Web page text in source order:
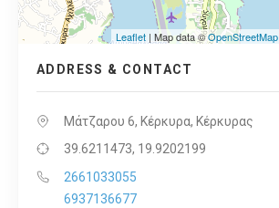
Leaflet | Map data ©OpenStreetMap
ADDRESS & CONTACT
Μάτζαρου 6, Κέρκυρα, Κέρκυρας
39.6211473, 19.9202199
2661033055
6937136677